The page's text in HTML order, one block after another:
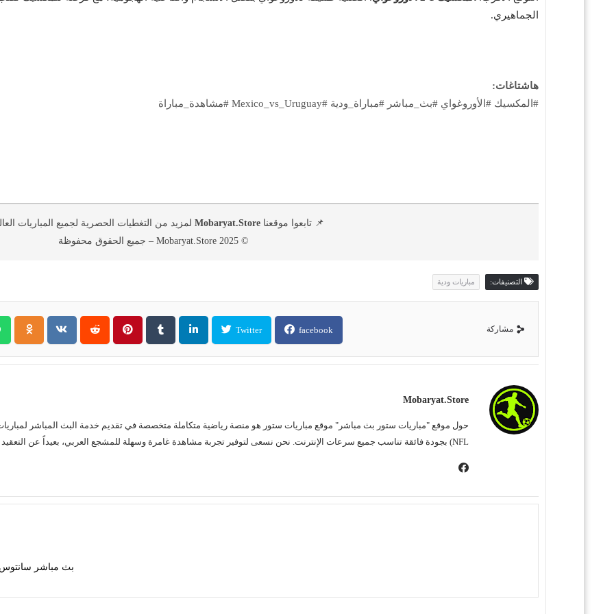
الجماهيري.
هاشتاغات:
#المكسيك #الأوروغواي #بث_مباشر #مباراة_ودية #Mexico_vs_Uruguay #مشاهدة_مباراة
📌 تابعوا موقعنا Mobaryat.Store لمزيد من التغطيات الحصرية لجميع المباريات
© 2025 Mobaryat.Store – جميع الحقوق محفوظة
التصنيفات: مباريات ودية
مشاركة facebook
Twitter
Mobaryat.store
NFL) بجودة فائقة تناسب جميع سرعات الإنترنت. نحن نسعى لتوفير تجربة مشاهدة غامرة وسهلة للمشجع العربي، بعيداً عن التعقيد وبأقل قدر من الإعلانات المزعجة.
بث مباشر سانتوس